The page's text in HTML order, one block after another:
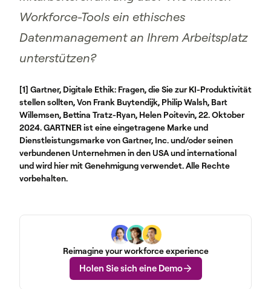
Workforce-Tools ein ethisches
Datenmanagement an Ihrem Arbeitsplatz
unterstützen?
[1] Gartner, Digitale Ethik: Fragen, die Sie zur KI-Produktivität
stellen sollten, Von Frank Buytendijk, Philip Walsh, Bart
Willemsen, Bettina Tratz-Ryan, Helen Poitevin, 22. Oktober
2024. GARTNER ist eine eingetragene Marke und
Dienstleistungsmarke von Gartner, Inc. und/oder seinen
verbundenen Unternehmen in den USA und international
und wird hier mit Genehmigung verwendet. Alle Rechte
vorbehalten.
Reimagine your workforce experience
Holen Sie sich eine Demo